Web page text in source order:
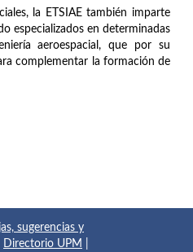
la ETSIAE también imparte
especializados en determinadas
aeroespacial, que por su
complementar la formación de
sugerencias y
Directorio UPM